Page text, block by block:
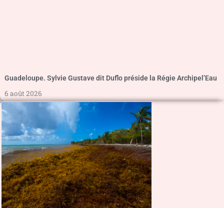
Guadeloupe. Sylvie Gustave dit Duflo préside la Régie Archipel’Eau
6 août 2026